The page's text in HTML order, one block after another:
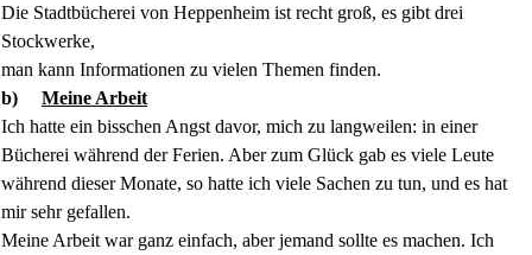
Die Stadtbücherei von Heppenheim ist recht groß, es gibt drei
Stockwerke,
man kann Informationen zu vielen Themen finden.
b)
Meine Arbeit
Ich hatte ein bisschen Angst davor, mich zu langweilen: in einer
Bücherei während der Ferien. Aber zum Glück gab es viele Leute
während dieser Monate, so hatte ich viele Sachen zu tun, und es hat
mir sehr gefallen.
Meine Arbeit war ganz einfach, aber jemand sollte es machen. Ich